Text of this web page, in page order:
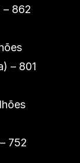
– 862
– 801
752